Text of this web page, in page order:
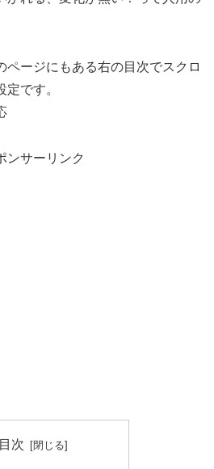
ページにもある右の目次でスクロ
です。
ンサーリンク
目次